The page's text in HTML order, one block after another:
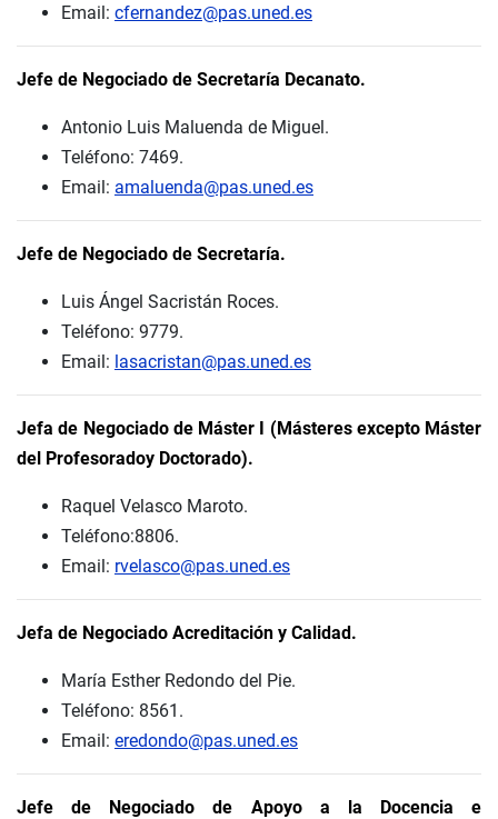
Email: cfernandez@pas.uned.es
Jefe de Negociado de Secretaría Decanato.
Antonio Luis Maluenda de Miguel.
Teléfono: 7469.
Email: amaluenda@pas.uned.es
Jefe de Negociado de Secretaría.
Luis Ángel Sacristán Roces.
Teléfono: 9779.
Email: lasacristan@pas.uned.es
Jefa de Negociado de Máster I (Másteres excepto Máster
del Profesoradoy Doctorado).
Raquel Velasco Maroto.
Teléfono:8806.
Email: rvelasco@pas.uned.es
Jefa de Negociado Acreditación y Calidad.
María Esther Redondo del Pie.
Teléfono: 8561.
Email: eredondo@pas.uned.es
Jefe de Negociado de Apoyo a la Docencia e